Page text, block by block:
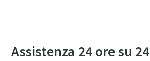
Assistenza 24 ore su 24